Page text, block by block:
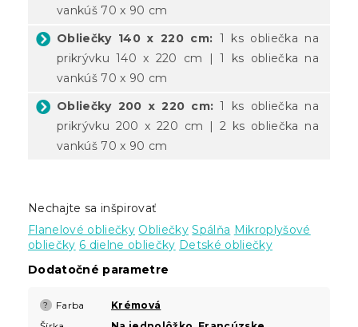
vankúš 70 x 90 cm
Obliečky 140 x 220 cm: 1 ks obliečka na
prikrývku 140 x 220 cm | 1 ks obliečka na
vankúš 70 x 90 cm
Obliečky 200 x 220 cm: 1 ks obliečka na
prikrývku 200 x 220 cm | 2 ks obliečka na
vankúš 70 x 90 cm
Nechajte sa inšpirovať
Flanelové obliečky Obliečky Spálňa Mikroplyšové
obliečky 6 dielne obliečky Detské obliečky
Dodatočné parametre
? Farba
Krémová